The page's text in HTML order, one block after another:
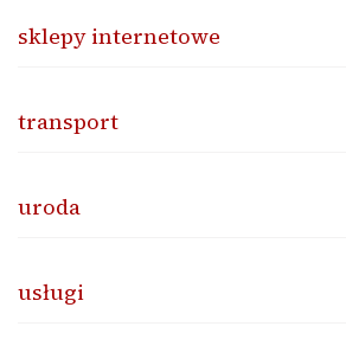
sklepy internetowe
transport
uroda
usługi